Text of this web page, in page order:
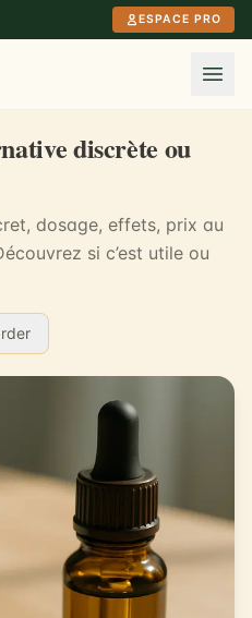
ESPACE PRO
discrète ou
dosage, effets, prix au
si c’est utile ou